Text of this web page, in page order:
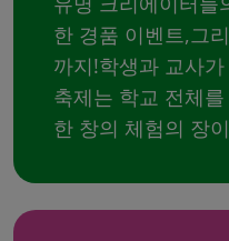
한 경품 이벤트,그
까지!학생과 교사
축제는 학교 전체
한 창의 체험의 장